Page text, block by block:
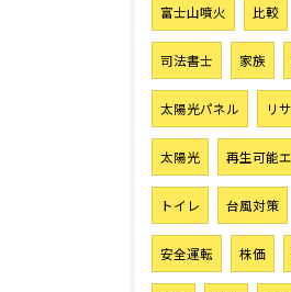
富士山噴火 比較
司法書士 家族
太陽光パネル リ
太陽光 再生可能
トイレ 台風対策
安全運転 株価